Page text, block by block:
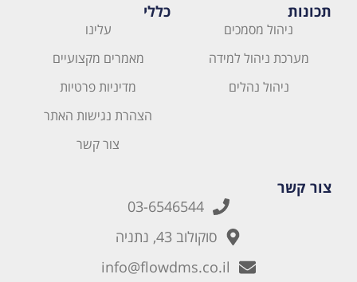
תכונות
ניהול מסמכים
מערכת ניהול למידה
ניהול נהלים
כללי
עלינו
מאמרים מקצועיים
מדיניות פרטיות
הצהרת נגישות האתר
צור קשר
צור קשר
03-6546544
סוקולוב 43, נתניה
info@flowdms.co.il